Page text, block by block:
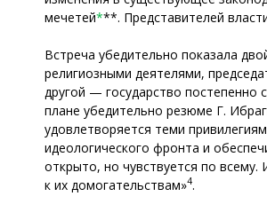
мечетей***. Представителей
Встреча убедительно показала
религиозными деятелями,
другой — государство постепенно
плане убедительно резюме Г.
удовлетворяется теми
идеологического фронта и
открыто, но чувствуется по
к их домогательствам»4.